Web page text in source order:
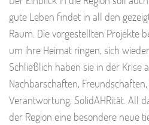
gute Leben findet in all den
Raum. Die vorgestellten Projekte
um ihre Heimat ringen, sich
Schließlich haben sie in der Krise
Nachbarschaften,
Verantwortung, SolidAHRität. All
der Region eine besondere neue